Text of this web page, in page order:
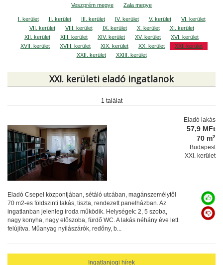
Veszprém megye
Zala megye
I. kerület II. kerület III. kerület IV. kerület V. kerület
VI. kerület
VII. kerület
VIII. kerület IX. kerület X. kerület
XI. kerület
XII. kerület
XIII. kerület XIV. kerület XV. kerület
XVI. kerület
XVII. kerület
XVIII. kerület XIX. kerület XX. kerület
XXI. kerület
XXII. kerület
XXIII. kerület
XXI. kerületi eladó ingatlanok
1 találat
Eladó lakás
57,9 MFt
70 m2
Budapest
XXI. kerület
Eladó Csepel központjában, sétáló utcában, magánszemélytől
70 m2-es földszinti lakás, tiszta, rendezett panelházban. Az
ingatlanban jelenleg iroda működik. Helységek: 2, 5 szoba,
nagy konyha, nagy előszoba, fürdő WC. A lakás néhány éve lett
felújítva. Műanyag nyílászárók, redőny, b...
Ingatlanjogi hírek